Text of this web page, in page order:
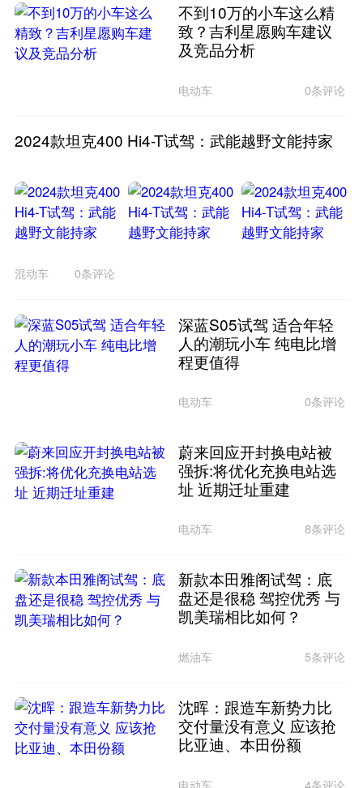
不到10万的小车这么精
致？吉利星愿购车建议
及竞品分析
电动车 0条评论
2024款坦克400 Hi4-T试驾：武能越野文能持家
混动车 0条评论
深蓝S05试驾 适合年轻
人的潮玩小车 纯电比增
程更值得
电动车 0条评论
蔚来回应开封换电站被
强拆:将优化充换电站选
址 近期迁址重建
电动车 8条评论
新款本田雅阁试驾：底
盘还是很稳 驾控优秀 与
凯美瑞相比如何？
燃油车 5条评论
沈晖：跟造车新势力比
交付量没有意义 应该抢
比亚迪、本田份额
电动车 4条评论